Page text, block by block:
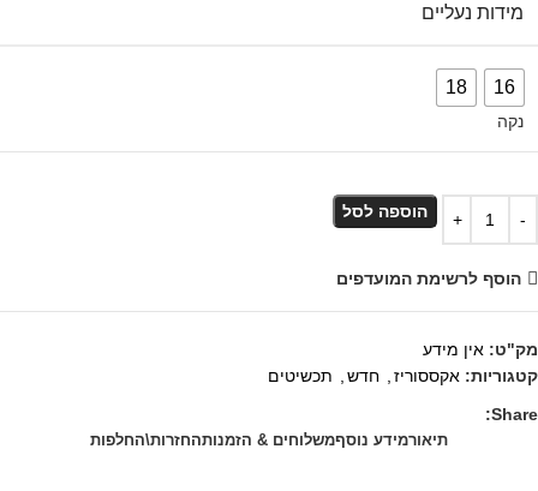
מידות נעליים
16
18
נקה
הוספה לסל
הוסף לרשימת המועדפים
מק"ט: אין מידע
קטגוריות: אקססוריז חדש
תכשיטים
Share:
תיאורמידע נוסףמשלוחים & הזמנותהחזרות\החלפות